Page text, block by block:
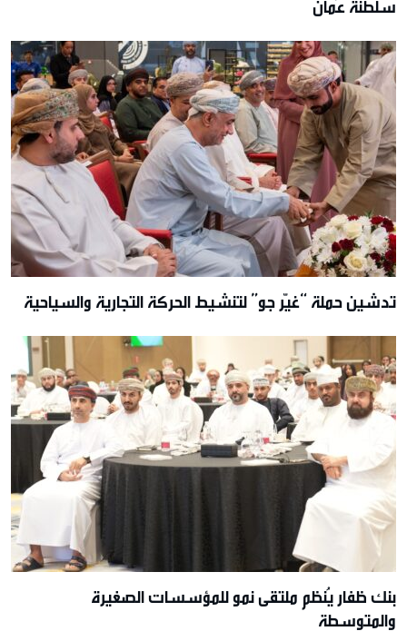
سلطنة عُمان
تدشين حملة “غيّر جو” لتنشيط الحركة التجارية والسياحية
بنك ظفار يُنظم ملتقى نمو للمؤسسات الصغيرة
والمتوسطة